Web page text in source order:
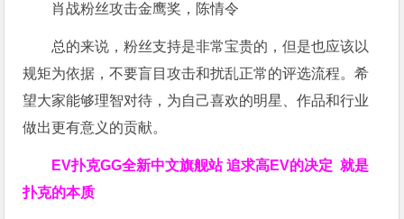
肖战粉丝攻击金鹰奖，陈情令
总的来说，粉丝支持是非常宝贵的，但是也应该以
规矩为依据，不要盲目攻击和扰乱正常的评选流程。希
望大家能够理智对待，为自己喜欢的明星、作品和行业
做出更有意义的贡献。
EV扑克GG全新中文旗舰站追求高EV的决定就是
扑克的本质